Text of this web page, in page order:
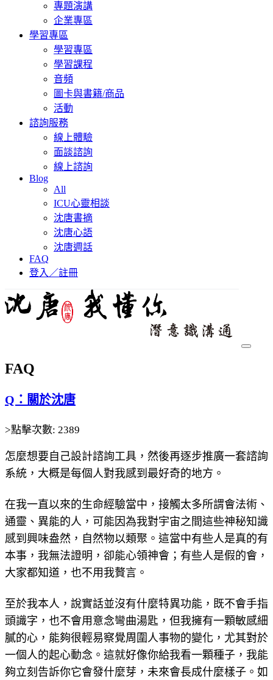
專題演講
企業專區
學習專區
學習專區
學習課程
音頻
圖卡與書籍/商品
活動
諮詢服務
線上體驗
面談諮詢
線上諮詢
Blog
All
ICU心靈相談
沈唐書摘
沈唐心語
沈唐週話
FAQ
登入／註冊
FAQ
Q：關於沈唐
>點擊次數: 2389
怎麼想要自己設計諮詢工具，然後再逐步推廣一套諮詢
系統，大概是每個人對我感到最好奇的地方。
在我一直以來的生命經驗當中，接觸太多所謂會法術、
通靈、異能的人，可能因為我對宇宙之間這些神秘知識
感到興味盎然，自然物以類聚。這當中有些人是真的有
本事，我無法證明，卻能心領神會；有些人是假的會，
大家都知道，也不用我贅言。
至於我本人，說實話並沒有什麼特異功能，既不會手指
頭識字，也不會用意念彎曲湯匙，但我擁有一顆敏感細
膩的心，能夠很輕易察覺周圍人事物的變化，尤其對於
一個人的起心動念。這就好像你給我看一顆種子，我能
夠立刻告訴你它會發什麼芽，未來會長成什麼樣子。如